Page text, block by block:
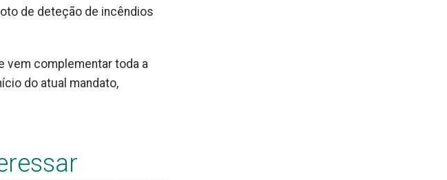
de deteção de incêndios
vem complementar toda a
do atual mandato,